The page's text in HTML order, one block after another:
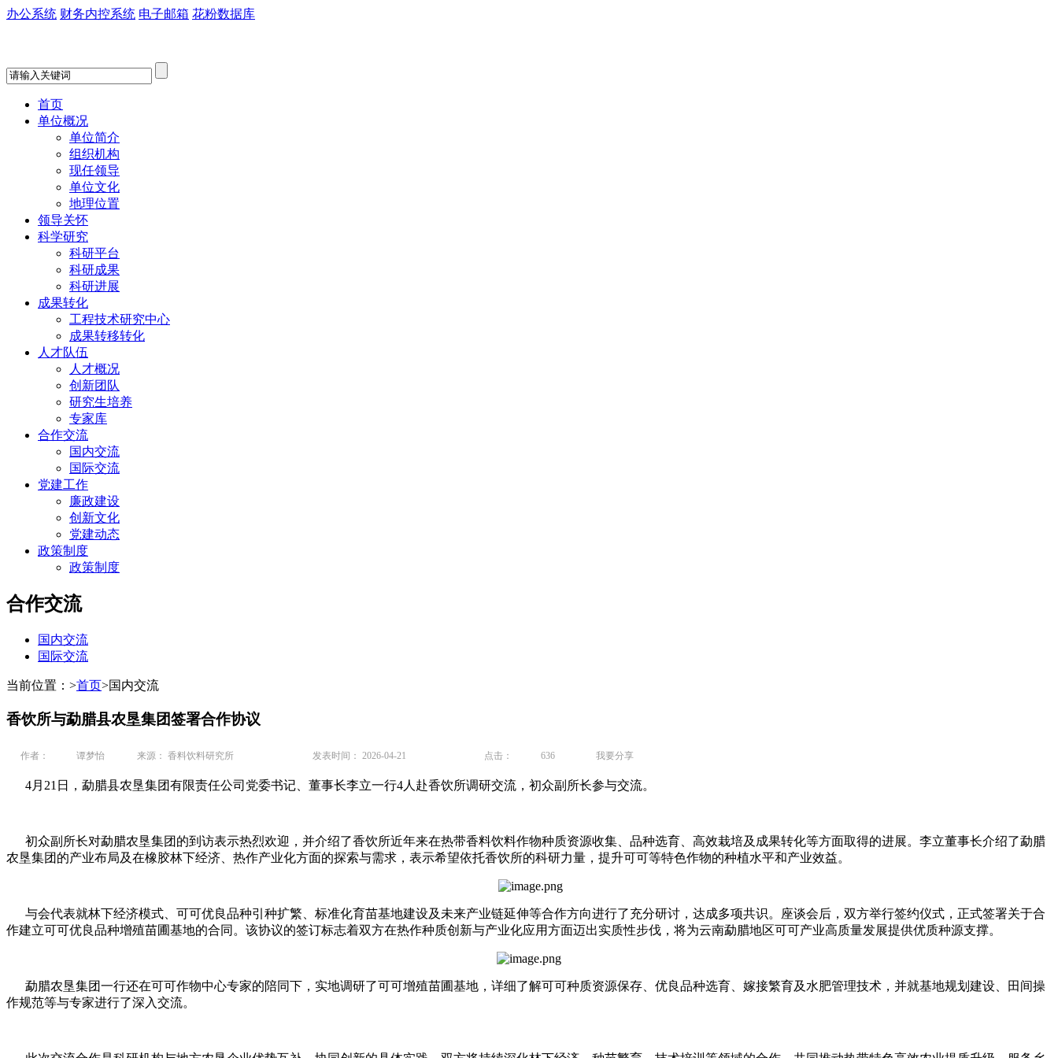
办公系统 财务内控系统 电子邮箱 花粉数据库
首页
单位概况
单位简介
组织机构
现任领导
单位文化
地理位置
领导关怀
科学研究
科研平台
科研成果
科研进展
成果转化
工程技术研究中心
成果转移转化
人才队伍
人才概况
创新团队
研究生培养
专家库
合作交流
国内交流
国际交流
党建工作
廉政建设
创新文化
党建动态
政策制度
政策制度
合作交流
国内交流
国际交流
当前位置： >首页>国内交流
香饮所与勐腊县农垦集团签署合作协议
作者： 谭梦怡 来源： 香料饮料研究所 发表时间： 2026-04-21 点击： 636 我要分享
4月21日，勐腊县农垦集团有限责任公司党委书记、董事长李立一行4人赴香饮所调研交流，初众副所长参与交流。
初众副所长对勐腊农垦集团的到访表示热烈欢迎，并介绍了香饮所近年来在热带香料饮料作物种质资源收集、品种选育、高效栽培及成果转化等方面取得的进展。李立董事长介绍了勐腊
农垦集团的产业布局及在橡胶林下经济、热作产业化方面的探索与需求，表示希望依托香饮所的科研力量，提升可可等特色作物的种植水平和产业效益。
与会代表就林下经济模式、可可优良品种引种扩繁、标准化育苗基地建设及未来产业链延伸等合作方向进行了充分研讨，达成多项共识。座谈会后，双方举行签约仪式，正式签署关于合
作建立可可优良品种增殖苗圃基地的合同。该协议的签订标志着双方在热作种质创新与产业化应用方面迈出实质性步伐，将为云南勐腊地区可可产业高质量发展提供优质种源支撑。
勐腊农垦集团一行还在可可作物中心专家的陪同下，实地调研了可可增殖苗圃基地，详细了解可可种质资源保存、优良品种选育、嫁接繁育及水肥管理技术，并就基地规划建设、田间操
作规范等与专家进行了深入交流。